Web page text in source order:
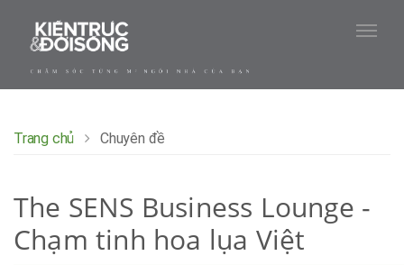
Trang chủ Chuyên đề
The SENS Business Lounge -
Chạm tinh hoa lụa Việt